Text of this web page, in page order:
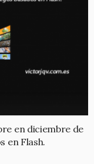
en diciembre de
en Flash.